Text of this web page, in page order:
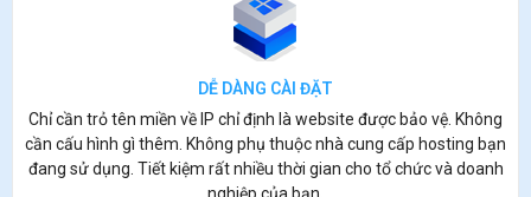
DỄ DÀNG CÀI ĐẶT
Chỉ cần trỏ tên miền về IP chỉ định là website được bảo vệ. Không
cần cấu hình gì thêm. Không phụ thuộc nhà cung cấp hosting bạn
đang sử dụng. Tiết kiệm rất nhiều thời gian cho tổ chức và doanh